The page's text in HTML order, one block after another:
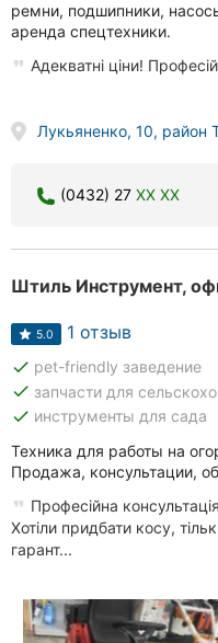
ремни, подшипники,
аренда спецтехники.
Адекватні ціни!
Лукьяненко, 10, район
(0432) 27 XX XX
5.0 1 отзыв
done pet-friendly заведение
done запчасти для
done инструменты для сада
Техника для работы на
Продажа, консультации,
Професійна
Хотіли придбати косу,
гарант...